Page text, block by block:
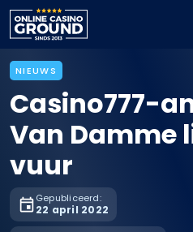
NIEUWS
Casino777-
Van Damme
vuur
Gepubliceerd:
22 april 2022